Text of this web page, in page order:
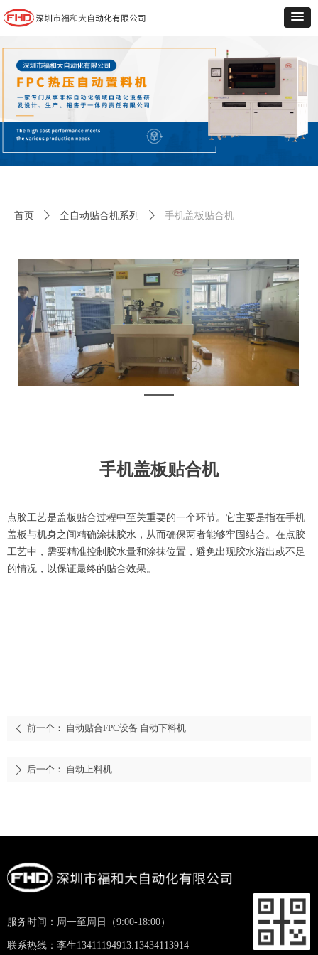
手机盖板贴合机
点胶工艺是盖板贴合过程中至关重要的一个环节。它主要是指在手机
盖板与机身之间精确涂抹胶水，从而确保两者能够牢固结合。在点胶
工艺中，需要精准控制胶水量和涂抹位置，避免出现胶水溢出或不足
的情况，以保证最终的贴合效果。
首页 ꄲ 全自动贴合机系列 ꄲ 手机盖板贴合机
ꄴ 前一个： 自动贴合FPC设备 自动下料机
ꄲ 后一个： 自动上料机
服务时间：周一至周日（9:00-18:00）
联系热线：李生13411194913.13434113914